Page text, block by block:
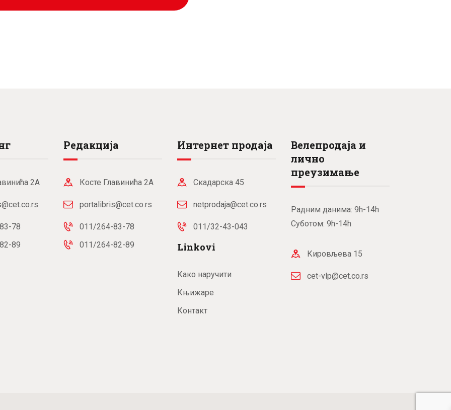
2А
78
89
Редакција
Косте Главинића 2А
portalibris@cet.co.rs
011/264-83-78
011/264-82-89
Интернет продаја
Скадарска 45
netprodaja@cet.co.rs
011/32-43-043
Linkovi
Како наручити
Књижаре
Контакт
Велепродаја и
лично
преузимање
Радним данима: 9h-14h
Суботом: 9h-14h
Кировљева 15
cet-vlp@cet.co.rs